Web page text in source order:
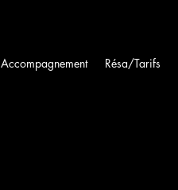
Accompagnement Résa/Tarifs